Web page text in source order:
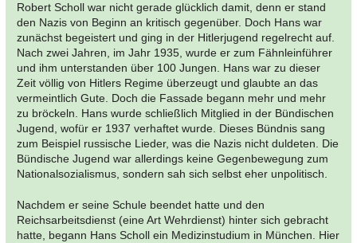
Robert Scholl war nicht gerade glücklich damit, denn er stand
den Nazis von Beginn an kritisch gegenüber. Doch Hans war
zunächst begeistert und ging in der Hitlerjugend regelrecht auf.
Nach zwei Jahren, im Jahr 1935, wurde er zum Fähnleinführer
und ihm unterstanden über 100 Jungen. Hans war zu dieser
Zeit völlig von Hitlers Regime überzeugt und glaubte an das
vermeintlich Gute. Doch die Fassade begann mehr und mehr
zu bröckeln. Hans wurde schließlich Mitglied in der Bündischen
Jugend, wofür er 1937 verhaftet wurde. Dieses Bündnis sang
zum Beispiel russische Lieder, was die Nazis nicht duldeten. Die
Bündische Jugend war allerdings keine Gegenbewegung zum
Nationalsozialismus, sondern sah sich selbst eher unpolitisch.
Nachdem er seine Schule beendet hatte und den
Reichsarbeitsdienst (eine Art Wehrdienst) hinter sich gebracht
hatte, begann Hans Scholl ein Medizinstudium in München. Hier